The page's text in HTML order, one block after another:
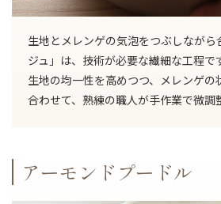
生地とメレンゲの気泡をつぶしながら
ジュ」は、技術が必要な繊細な工程で
生地の均一性を高めつつ、メレンゲの
合わせて、熟練の職人が手作業で微調
アーモンドプードル